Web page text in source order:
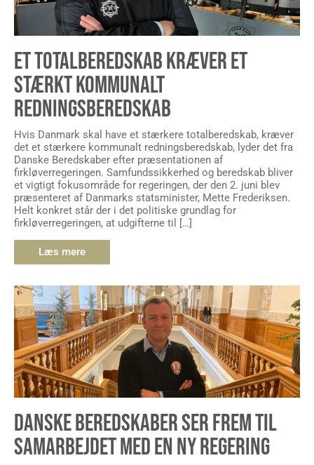
ET TOTALBEREDSKAB KRÆVER ET
STÆRKT KOMMUNALT
REDNINGSBEREDSKAB
Hvis Danmark skal have et stærkere totalberedskab, kræver
det et stærkere kommunalt redningsberedskab, lyder det fra
Danske Beredskaber efter præsentationen af
firkløverregeringen. Samfundssikkerhed og beredskab bliver
et vigtigt fokusområde for regeringen, der den 2. juni blev
præsenteret af Danmarks statsminister, Mette Frederiksen.
Helt konkret står der i det politiske grundlag for
firkløverregeringen, at udgifterne til […]
Læs mere
DANSKE BEREDSKABER SER FREM TIL
SAMARBEJDET MED EN NY REGERING